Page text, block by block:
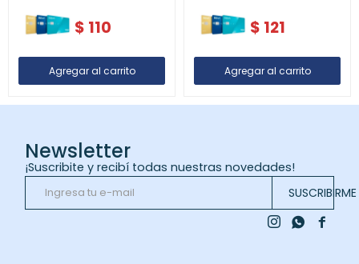
$ 110
$ 121
Newsletter
¡Suscribite y recibí todas nuestras novedades!
SUSCRIBIRME

 